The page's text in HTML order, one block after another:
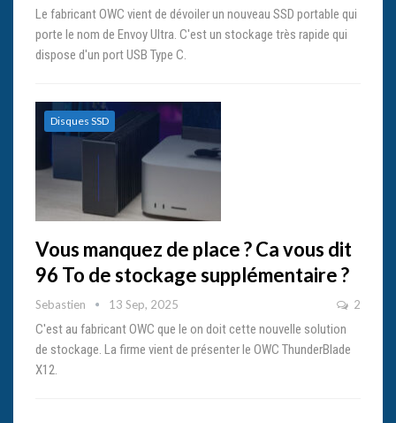
Le fabricant OWC vient de dévoiler un nouveau SSD portable qui
porte le nom de Envoy Ultra. C'est un stockage très rapide qui
dispose d'un port USB Type C.
Disques SSD
Vous manquez de place ? Ca vous dit
96 To de stockage supplémentaire ?
Sebastien 13 Sep, 2025 2
C'est au fabricant OWC que le on doit cette nouvelle solution
de stockage. La firme vient de présenter le OWC ThunderBlade
X12.